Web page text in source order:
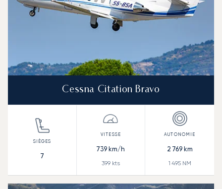
Cessna Citation Bravo
7
739 km/h
399kts
2 769km
1 495NM